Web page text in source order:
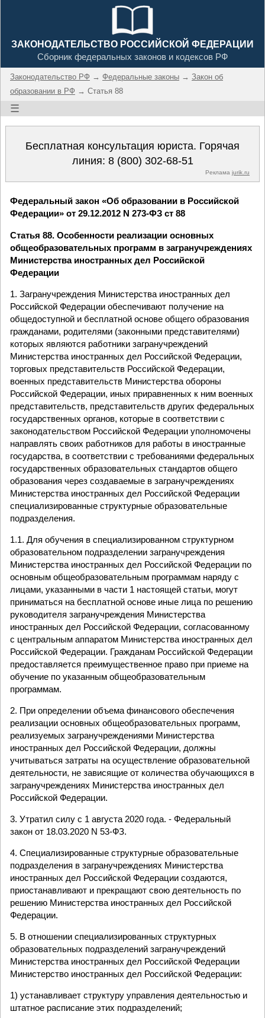
ЗАКОНОДАТЕЛЬСТВО РОССИЙСКОЙ ФЕДЕРАЦИИ
Сборник федеральных законов и кодексов РФ
Законодательство РФ → Федеральные законы → Закон об
образовании в РФ → Статья 88
☰
Бесплатная консультация юриста. Горячая
линия: 8 (800) 302-68-51
Реклама jurik.ru
Федеральный закон «Об образовании в Российской
Федерации» от 29.12.2012 N 273-ФЗ ст 88
Статья 88. Особенности реализации основных
общеобразовательных программ в загранучреждениях
Министерства иностранных дел Российской
Федерации
1. Загранучреждения Министерства иностранных дел
Российской Федерации обеспечивают получение на
общедоступной и бесплатной основе общего образования
гражданами, родителями (законными представителями)
которых являются работники загранучреждений
Министерства иностранных дел Российской Федерации,
торговых представительств Российской Федерации,
военных представительств Министерства обороны
Российской Федерации, иных приравненных к ним военных
представительств, представительств других федеральных
государственных органов, которые в соответствии с
законодательством Российской Федерации уполномочены
направлять своих работников для работы в иностранные
государства, в соответствии с требованиями федеральных
государственных образовательных стандартов общего
образования через создаваемые в загранучреждениях
Министерства иностранных дел Российской Федерации
специализированные структурные образовательные
подразделения.
1.1. Для обучения в специализированном структурном
образовательном подразделении загранучреждения
Министерства иностранных дел Российской Федерации по
основным общеобразовательным программам наряду с
лицами, указанными в части 1 настоящей статьи, могут
приниматься на бесплатной основе иные лица по решению
руководителя загранучреждения Министерства
иностранных дел Российской Федерации, согласованному
с центральным аппаратом Министерства иностранных дел
Российской Федерации. Гражданам Российской Федерации
предоставляется преимущественное право при приеме на
обучение по указанным общеобразовательным
программам.
2. При определении объема финансового обеспечения
реализации основных общеобразовательных программ,
реализуемых загранучреждениями Министерства
иностранных дел Российской Федерации, должны
учитываться затраты на осуществление образовательной
деятельности, не зависящие от количества обучающихся в
загранучреждениях Министерства иностранных дел
Российской Федерации.
3. Утратил силу с 1 августа 2020 года. - Федеральный
закон от 18.03.2020 N 53-ФЗ.
4. Специализированные структурные образовательные
подразделения в загранучреждениях Министерства
иностранных дел Российской Федерации создаются,
приостанавливают и прекращают свою деятельность по
решению Министерства иностранных дел Российской
Федерации.
5. В отношении специализированных структурных
образовательных подразделений загранучреждений
Министерства иностранных дел Российской Федерации
Министерство иностранных дел Российской Федерации:
1) устанавливает структуру управления деятельностью и
штатное расписание этих подразделений;